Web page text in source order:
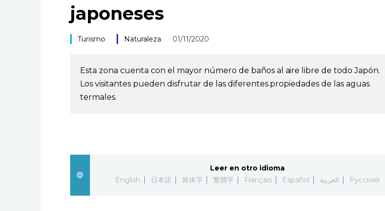
japoneses
Turismo Naturaleza 01/11/2020
Esta zona cuenta con el mayor número de baños al aire libre de todo Japón.
Los visitantes pueden disfrutar de las diferentes propiedades de las aguas
termales.
Leer en otro idioma
English
日本語 简体字 繁體字 Français Español العربية Русский